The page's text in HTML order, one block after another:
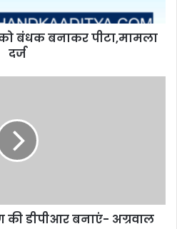
बंधक बनाकर पीटा,मामला
दर्ज
डीपीआर बनाएं- अग्रवाल